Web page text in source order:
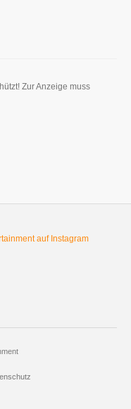
Zur Anzeige muss